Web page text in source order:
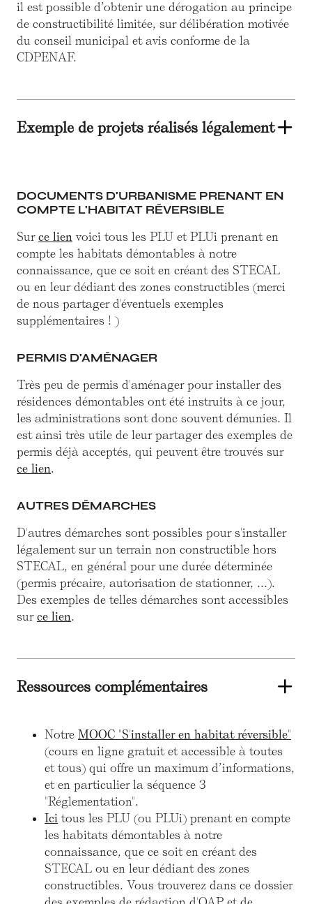
il est possible d’obtenir une dérogation au principe
de constructibilité limitée, sur délibération motivée
du conseil municipal et avis conforme de la
CDPENAF.
Exemple de projets réalisés légalement
DOCUMENTS D'URBANISME PRENANT EN
COMPTE L'HABITAT RÉVERSIBLE
Sur ce lien voici tous les PLU et PLUi prenant en
compte les habitats démontables à notre
connaissance, que ce soit en créant des STECAL
ou en leur dédiant des zones constructibles (merci
de nous partager d'éventuels exemples
supplémentaires ! )
PERMIS D'AMÉNAGER
Très peu de permis d'aménager pour installer des
résidences démontables ont été instruits à ce jour,
les administrations sont donc souvent démunies. Il
est ainsi très utile de leur partager des exemples de
permis déjà acceptés, qui peuvent être trouvés sur
ce lien.
AUTRES DÉMARCHES
D'autres démarches sont possibles pour s'installer
légalement sur un terrain non constructible hors
STECAL, en général pour une durée déterminée
(permis précaire, autorisation de stationner, ...).
Des exemples de telles démarches sont accessibles
sur ce lien.
Ressources complémentaires
Notre MOOC "S'installer en habitat réversible"
(cours en ligne gratuit et accessible à toutes
et tous) qui offre un maximum d’informations,
et en particulier la séquence 3
"Réglementation".
Ici tous les PLU (ou PLUi) prenant en compte
les habitats démontables à notre
connaissance, que ce soit en créant des
STECAL ou en leur dédiant des zones
constructibles. Vous trouverez dans ce dossier